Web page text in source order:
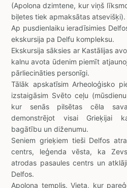
(Apolona dzimtene, kur viņš
biļetes tiek apmaksātas atsevišķi).
Ap pusdienlaiku ieradīsimies
ekskursija pa Delfu kompleksu.
Ekskursija sāksies ar Kastālijas
kalnu avota ūdenim piemīt
pārliecināties personīgi.
Tālāk apskatīsim Arheoloģisko
izstaigāsim Svēto ceļu
kur senās pilsētas cēla
demonstrējot visai Grieķijai
bagātību un diženumu.
Seniem grieķiem tieši Delfos
centrs, leģenda vēsta, ka
atrodas pasaules centrs un
Delfos.
Apolona templis. Vieta, kur